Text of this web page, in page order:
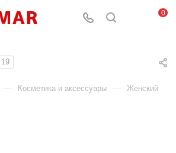
0
19
— Косметика и аксессуары — Женский